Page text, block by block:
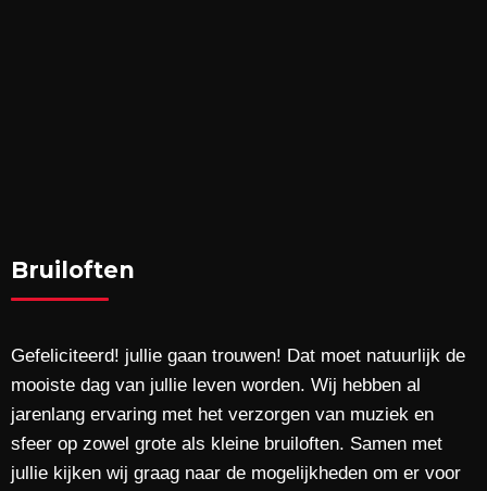
Bruiloften
Gefeliciteerd! jullie gaan trouwen! Dat moet natuurlijk de
mooiste dag van jullie leven worden. Wij hebben al
jarenlang ervaring met het verzorgen van muziek en
sfeer op zowel grote als kleine bruiloften. Samen met
jullie kijken wij graag naar de mogelijkheden om er voor